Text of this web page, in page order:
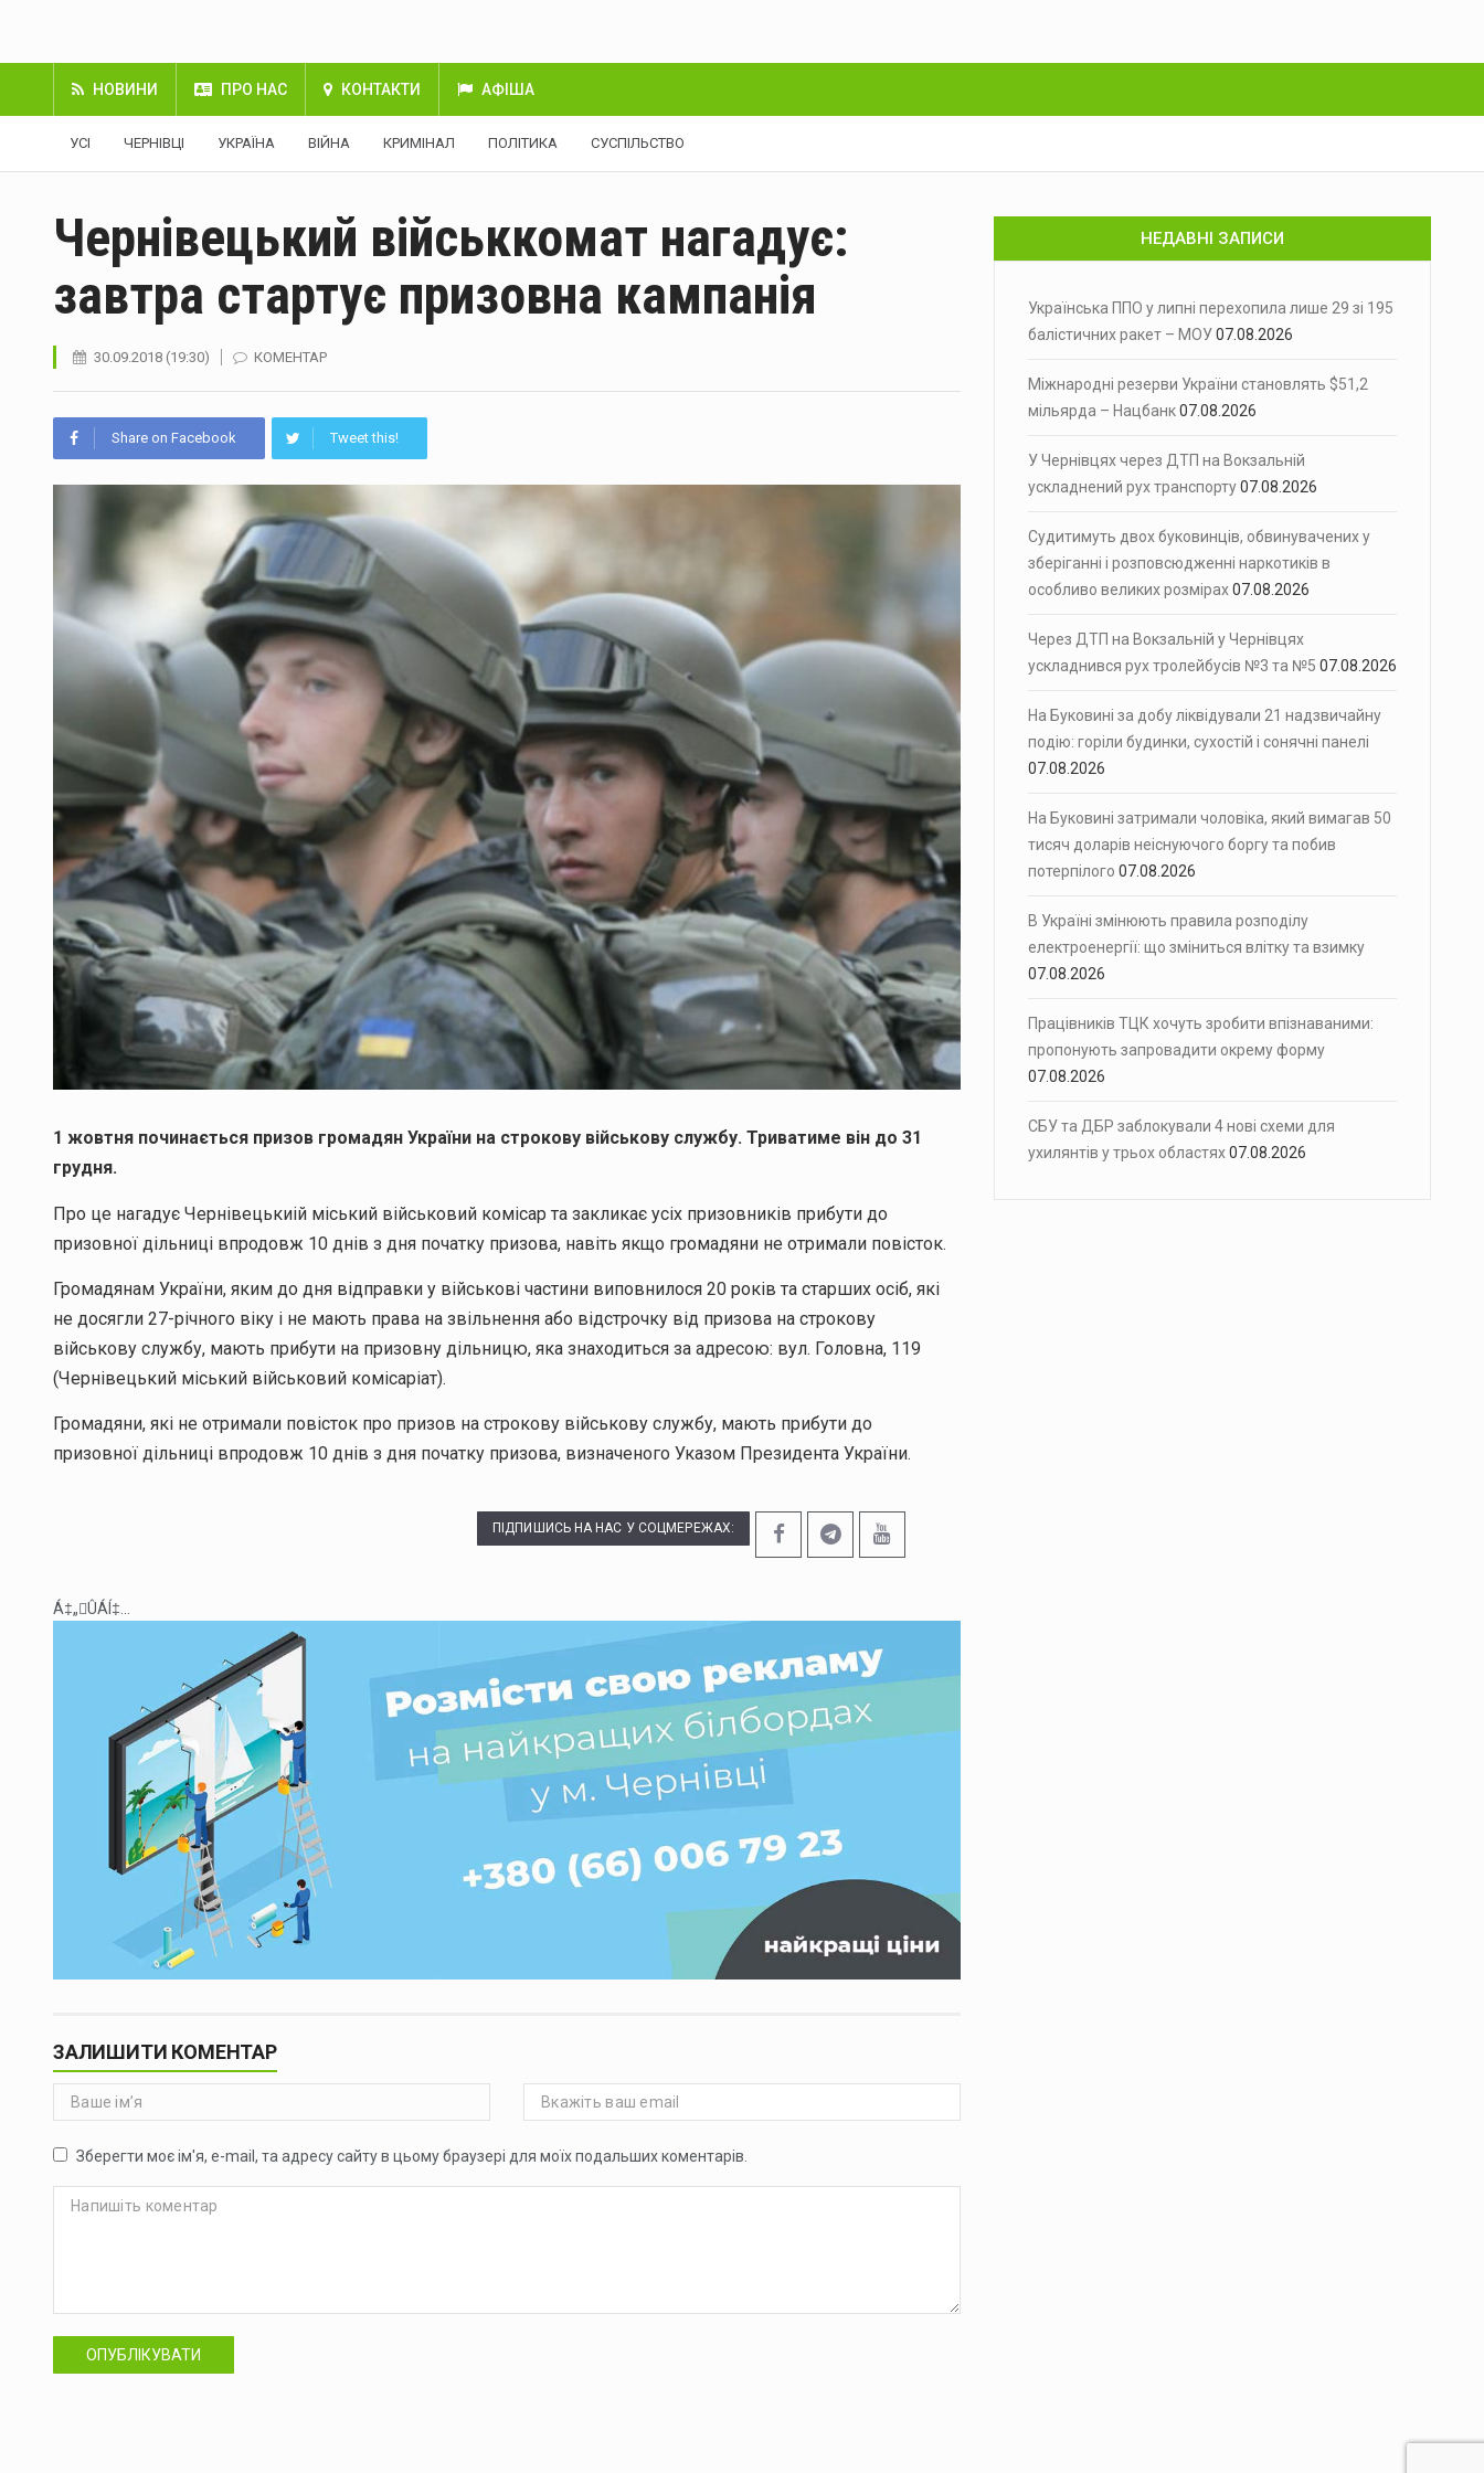
НОВИНИ ПРО НАС КОНТАКТИ АФІША
УСІ ЧЕРНІВЦІ УКРАЇНА ВІЙНА КРИМІНАЛ ПОЛІТИКА СУСПІЛЬСТВО
Чернівецький військкомат нагадує:
завтра стартує призовна кампанія
30.09.2018 (19:30) КОМЕНТАР
Share on Facebook Tweet this!
1 жовтня починається призов громадян України на строкову військову службу. Триватиме він до 31
грудня.
Про це нагадує Чернівецькиій міський військовий комісар та закликає усіх призовників прибути до
призовної дільниці впродовж 10 днів з дня початку призова, навіть якщо громадяни не отримали повісток.
Громадянам України, яким до дня відправки у військові частини виповнилося 20 років та старших осіб, які
не досягли 27-річного віку і не мають права на звільнення або відстрочку від призова на строкову
військову службу, мають прибути на призовну дільницю, яка знаходиться за адресою: вул. Головна, 119
(Чернівецький міський військовий комісаріат).
Громадяни, які не отримали повісток про призов на строкову військову службу, мають прибути до
призовної дільниці впродовж 10 днів з дня початку призова, визначеного Указом Президента України.
ПІДПИШИСЬ НА НАС У СОЦМЕРЕЖАХ:
Á‡„ÛÁÍ‡...
ЗАЛИШИТИ КОМЕНТАР
Зберегти моє ім'я, e-mail, та адресу сайту в цьому браузері для моїх подальших коментарів.
ОПУБЛІКУВАТИ
НЕДАВНІ ЗАПИСИ
Українська ППО у липні перехопила лише 29 зі 195
балістичних ракет – МОУ07.08.2026
Міжнародні резерви України становлять $51,2
мільярда – Нацбанк07.08.2026
У Чернівцях через ДТП на Вокзальній
ускладнений рух транспорту07.08.2026
Судитимуть двох буковинців, обвинувачених у
зберіганні і розповсюдженні наркотиків в
особливо великих розмірах07.08.2026
Через ДТП на Вокзальній у Чернівцях
ускладнився рух тролейбусів №3 та №5 07.08.2026
На Буковині за добу ліквідували 21 надзвичайну
подію: горіли будинки, сухостій і сонячні панелі
07.08.2026
На Буковині затримали чоловіка, який вимагав 50
тисяч доларів неіснуючого боргу та побив
потерпілого 07.08.2026
В Україні змінюють правила розподілу
електроенергії: що зміниться влітку та взимку
07.08.2026
Працівників ТЦК хочуть зробити впізнаваними:
пропонують запровадити окрему форму
07.08.2026
СБУ та ДБР заблокували 4 нові схеми для
ухилянтів у трьох областях07.08.2026